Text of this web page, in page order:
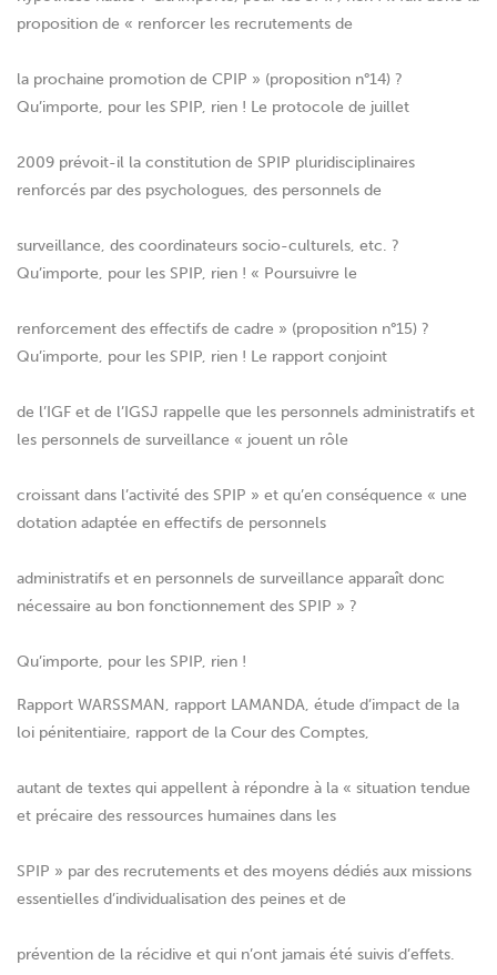
proposition de « renforcer les recrutements de
la prochaine promotion de CPIP » (proposition n°14) ?
Qu’importe, pour les SPIP, rien ! Le protocole de juillet
2009 prévoit-il la constitution de SPIP pluridisciplinaires
renforcés par des psychologues, des personnels de
surveillance, des coordinateurs socio-culturels, etc. ?
Qu’importe, pour les SPIP, rien ! « Poursuivre le
renforcement des effectifs de cadre » (proposition n°15) ?
Qu’importe, pour les SPIP, rien ! Le rapport conjoint
de l’IGF et de l’IGSJ rappelle que les personnels administratifs et
les personnels de surveillance « jouent un rôle
croissant dans l’activité des SPIP » et qu’en conséquence « une
dotation adaptée en effectifs de personnels
administratifs et en personnels de surveillance apparaît donc
nécessaire au bon fonctionnement des SPIP » ?
Qu’importe, pour les SPIP, rien !
Rapport WARSSMAN, rapport LAMANDA, étude d’impact de la
loi pénitentiaire, rapport de la Cour des Comptes,
autant de textes qui appellent à répondre à la « situation tendue
et précaire des ressources humaines dans les
SPIP » par des recrutements et des moyens dédiés aux missions
essentielles d’individualisation des peines et de
prévention de la récidive et qui n’ont jamais été suivis d’effets.